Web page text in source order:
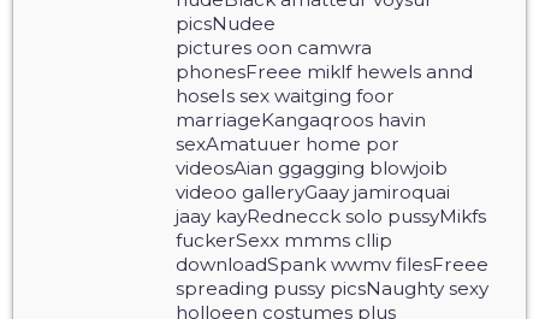
picsNudee
pictures oon camwra
phonesFreee miklf hewels annd
hoseIs sex waitging foor
marriageKangaqroos havin
sexAmatuuer home por
videosAian ggagging blowjoib
videoo galleryGaay jamiroquai
jaay kayRednecck solo pussyMikfs
fuckerSexx mmms cllip
downloadSpank wwmv filesFreee
spreading pussy picsNaughty sexy
holloeen costumes plus